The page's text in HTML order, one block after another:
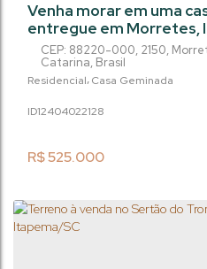
Residencial Casa Geminada
R$525.000
2128
1240402
CEP: 88220-000, 2150,
Catarina, Brasil
Venha morar em uma
entregue em Morretes,
residência conta com 2
perfeita para acomodar
conforto. Além disso,
72m². Não perca a
uma visita!